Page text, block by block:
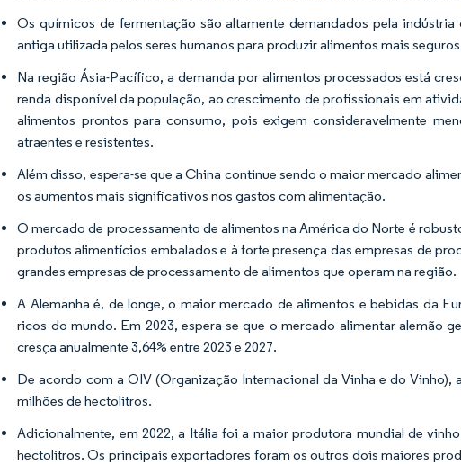
Os químicos de fermentação são altamente demandados pela
antiga utilizada pelos seres humanos para produzir alimentos mais
Na região Ásia-Pacífico, a demanda por alimentos processados está
renda disponível da população, ao crescimento de profissionais em
alimentos prontos para consumo, pois exigem consideravelmente
atraentes e resistentes.
Além disso, espera-se que a China continue sendo o maior mercado
os aumentos mais significativos nos gastos com alimentação.
O mercado de processamento de alimentos na América do Norte é
produtos alimentícios embalados e à forte presença das empresas de
grandes empresas de processamento de alimentos que operam na região.
A Alemanha é, de longe, o maior mercado de alimentos e bebidas da
ricos do mundo. Em 2023, espera-se que o mercado alimentar alemão
cresça anualmente 3,64% entre 2023 e 2027.
De acordo com a OIV (Organização Internacional da Vinha e do
milhões de hectolitros.
Adicionalmente, em 2022, a Itália foi a maior produtora mundial de
hectolitros. Os principais exportadores foram os outros dois maiores